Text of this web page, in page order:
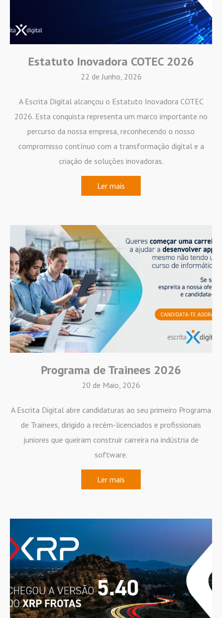
Estatuto Inovadora COTEC 2026
22 de Junho, 2026
A Escrita Digital alcançou o Estatuto Inovadora COTEC
2026. Esta conquista representa um marco importante no
percurso da nossa empresa, reconhecendo o nosso
compromisso contínuo com a transformação digital e a
criação de soluções inovadoras.
Ler mais
Programa de Trainees 2026
20 de Maio, 2026
A Escrita Digital abre candidaturas ao seu primeiro Programa
de Trainees, dirigido a recém-licenciados e profissionais
juniores que queiram construir carreira na indústria de
software.
Ler mais
Newsletter